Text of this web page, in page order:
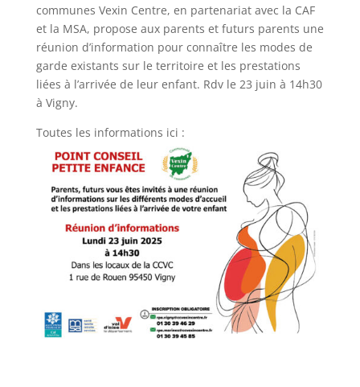
communes Vexin Centre, en partenariat avec la CAF
et la MSA, propose aux parents et futurs parents une
réunion d’information pour connaître les modes de
garde existants sur le territoire et les prestations
liées à l’arrivée de leur enfant. Rdv le 23 juin à 14h30
à Vigny.
Toutes les informations ici :